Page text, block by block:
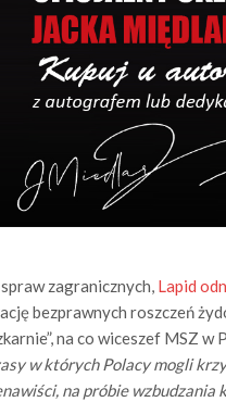
zagranicznych, Lapid
bezprawnych roszczeń
na co wiceszef MSZ w
w których Polacy mogli
na próbie